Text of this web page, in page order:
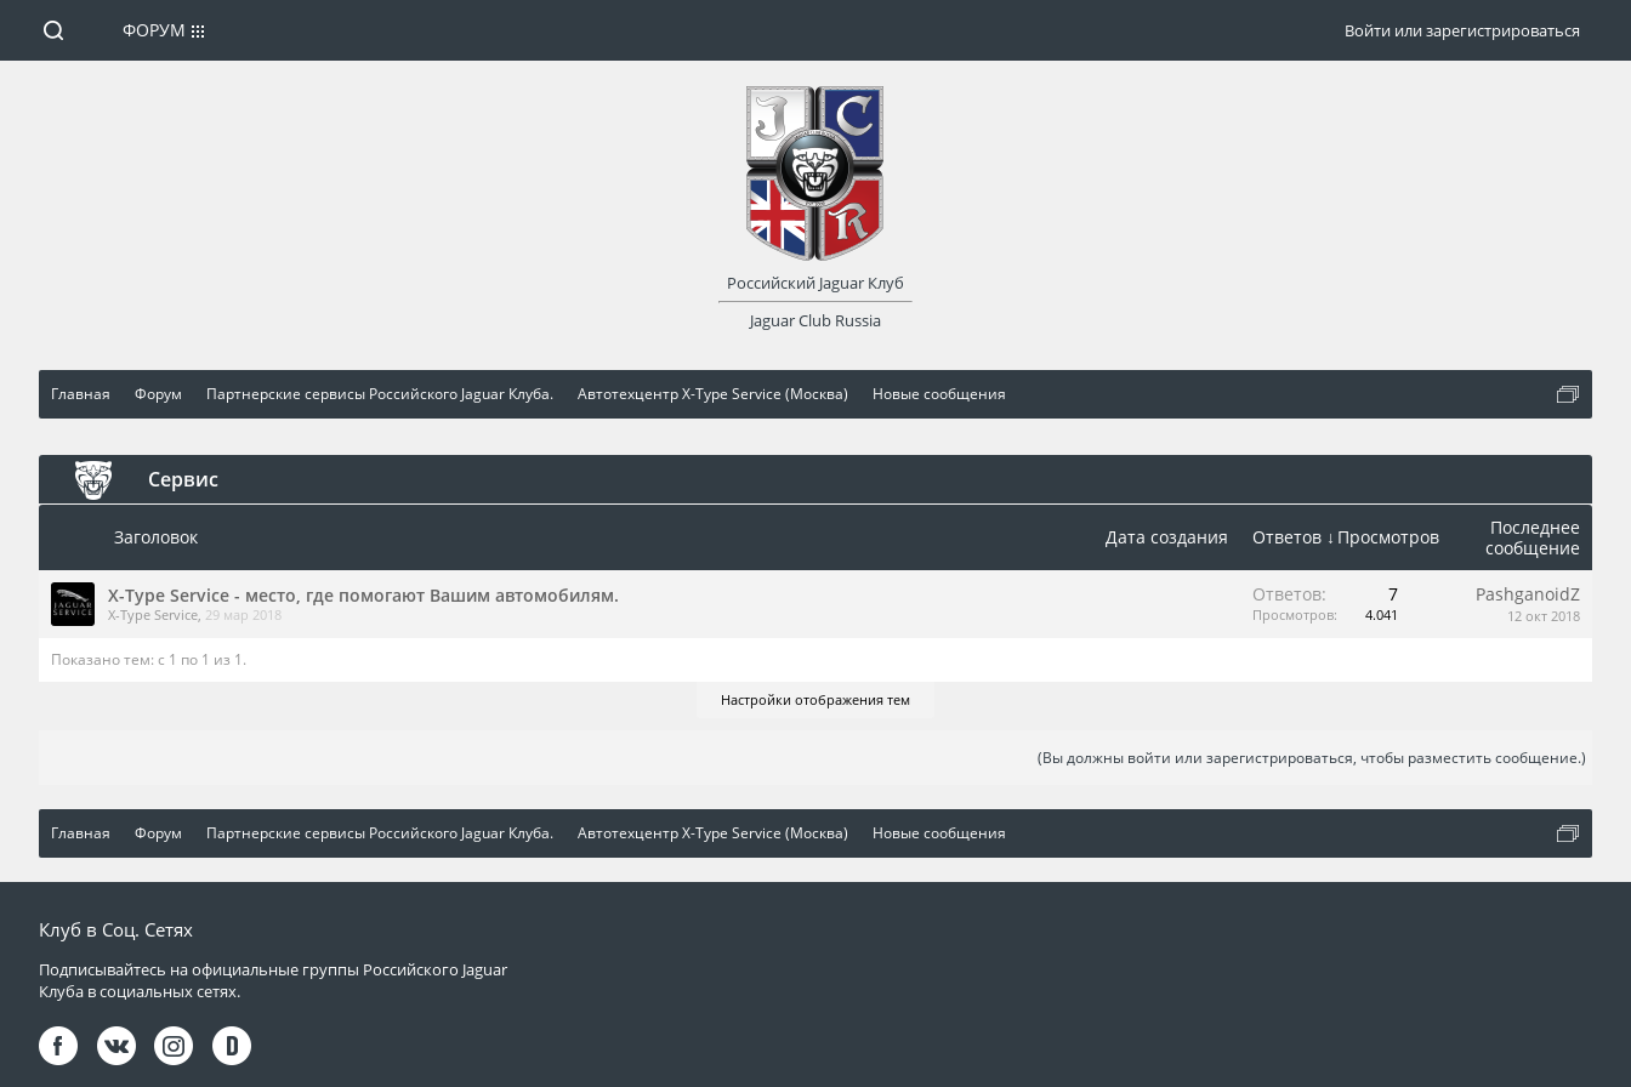
Главная Форум Партнерские сервисы Российского Jaguar Клуба. Автотехцентр X-Type Service (Москва) Новые сообщения
Сервис
Заголовок Дата создания Ответов ↓ Просмотров
Последнее
сообщение
X-Type Service - место, где помогают Вашим автомобилям.
X-Type Service, 29 мар 2018
Ответов: 7
Просмотров: 4.041
PashganoidZ
12 окт 2018
Показано тем: с 1 по 1 из 1.
Настройки отображения тем
(Вы должны войти или зарегистрироваться, чтобы разместить сообщение.)
Главная Форум Партнерские сервисы Российского Jaguar Клуба. Автотехцентр X-Type Service (Москва) Новые сообщения
ФОРУМ
Российский Jaguar Клуб
Jaguar Club Russia
Войти или зарегистрироваться
Клуб в Соц. Сетях
Подписывайтесь на официальные группы Российского Jaguar
Клуба в социальных сетях.